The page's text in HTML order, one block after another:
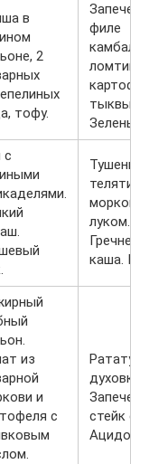
в
2
тофу.
филе
камбалы
тыквы.
Зеленый
с
Тушенная
луком.
каша.
из
и
с
Рататуй
духовке.
стейк